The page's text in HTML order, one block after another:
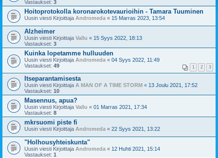
Vastaukset: 3
Hoitoprotokolla koronarokotevaurioihin - Tamara Tuuminen
Uusin viesti Kirjoittaja Andromeda « 15 Marras 2023, 13:54
Alzheimer
Uusin viesti Kirjoittaja Vallu « 15 Syys 2022, 18:13
Vastaukset: 3
Kuinka lopetamme hulluuden
Uusin viesti Kirjoittaja Andromeda « 04 Syys 2022, 11:49
Vastaukset: 49 1 2 3
Itseparantamisesta
Uusin viesti Kirjoittaja A MAN OF A TIME STORM « 13 Joulu 2021, 17:52
Vastaukset: 10
Masennus, apua?
Uusin viesti Kirjoittaja Vallu « 01 Marras 2021, 17:34
Vastaukset: 8
mkrsuomi piste fi
Uusin viesti Kirjoittaja Andromeda « 22 Syys 2021, 13:22
"Holhousyhteiskunta"
Uusin viesti Kirjoittaja Andromeda « 12 Huhti 2021, 15:14
Vastaukset: 1